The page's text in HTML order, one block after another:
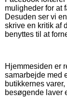
muligheder for at
Desuden ser vi
skrive en kritik af
benyttes til at
Hjemmesiden er
samarbejde med
butikkernes
besøgende laver